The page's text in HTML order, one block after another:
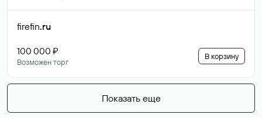
firefin.ru
100 000 ₽
Возможен торг
В корзину
Показать еще